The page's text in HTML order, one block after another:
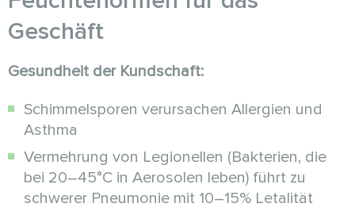
Geschäft
Gesundheit der Kundschaft:
Schimmelsporen verursachen Allergien und
Asthma
Vermehrung von Legionellen (Bakterien, die
bei 20–45°C in Aerosolen leben) führt zu
schwerer Pneumonie mit 10–15% Letalität